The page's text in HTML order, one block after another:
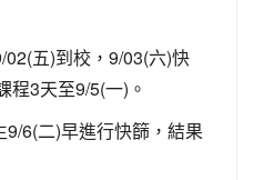
五)到校，9/03(六)快
3天至9/5(一)。
6(二)早進行快篩，結果